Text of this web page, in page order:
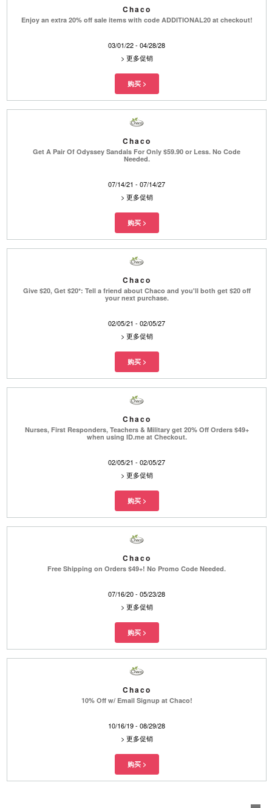
Chaco
Enjoy an extra 20% off sale items with code ADDITIONAL20 at checkout!
03/01/22 - 04/28/28
> 更多促销
Chaco
Get A Pair Of Odyssey Sandals For Only $59.90 or Less. No Code
Needed.
07/14/21 - 07/14/27
> 更多促销
Chaco
Give $20, Get $20*: Tell a friend about Chaco and you'll both get $20 off
your next purchase.
02/05/21 - 02/05/27
> 更多促销
Chaco
Nurses, First Responders, Teachers & Military get 20% Off Orders $49+
when using ID.me at Checkout.
02/05/21 - 02/05/27
> 更多促销
Chaco
Free Shipping on Orders $49+! No Promo Code Needed.
07/16/20 - 05/23/28
> 更多促销
Chaco
10% Off w/ Email Signup at Chaco!
10/16/19 - 08/29/28
> 更多促销